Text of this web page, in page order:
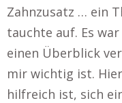
Zahnzusatz … ein
tauchte auf. Es
einen Überblick
mir wichtig ist.
hilfreich ist, sich